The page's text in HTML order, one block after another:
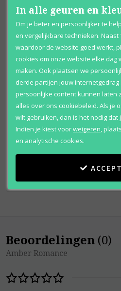
Victoria's Secret
Amber Romance
Body spray
€ 35,
Beoordelingen (0)
Amber Romance
In alle geuren en
Om je beter en persoonlijker te
en vergelijkbare technieken. Naast
waardoor de website goed werkt,
cookies om onze website elke dag
maken. Ook plaatsen we
derde partijen jouw
persoonlijke content kunnen laten
alles over ons cookiebeleid. Als je
wilt gebruiken, dan is het nodig dat
Indien je kiest voorweigeren
en analytische cookies.